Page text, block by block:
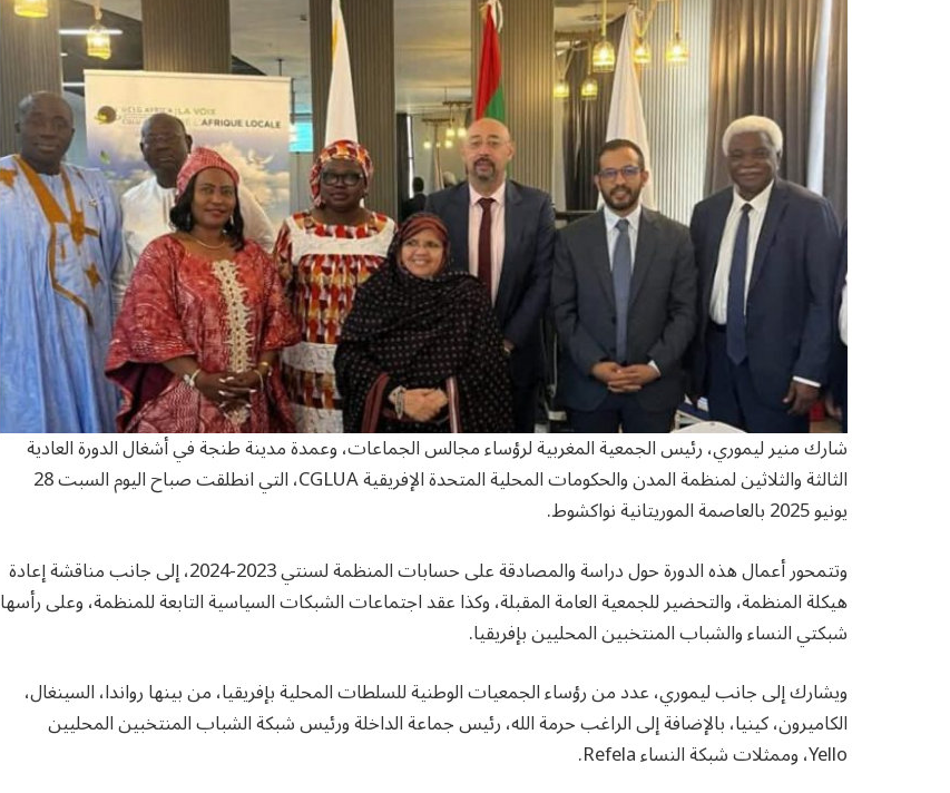
شارك منير ليموري، رئيس الجمعية المغربية لرؤساء مجالس الجماعات، وعمدة مدينة طنجة في أشغال الدورة العادية
الثالثة والثلاثين لمنظمة المدن والحكومات المحلية المتحدة الإفريقية CGLUA، التي انطلقت صباح اليوم السبت 28
يونيو 2025 بالعاصمة الموريتانية نواكشوط.
وتتمحور أعمال هذه الدورة حول دراسة والمصادقة على حسابات المنظمة لسنتي 2023-2024، إلى جانب مناقشة إعادة
هيكلة المنظمة، والتحضير للجمعية العامة المقبلة، وكذا عقد اجتماعات الشبكات السياسية التابعة للمنظمة، وعلى رأسها
شبكتي النساء والشباب المنتخبين المحليين بإفريقيا.
ويشارك إلى جانب ليموري، عدد من رؤساء الجمعيات الوطنية للسلطات المحلية بإفريقيا، من بينها رواندا، السينغال،
الكاميرون، كينيا، بالإضافة إلى الراغب حرمة الله، رئيس جماعة الداخلة ورئيس شبكة الشباب المنتخبين المحليين
Yello، وممثلات شبكة النساء Refela.